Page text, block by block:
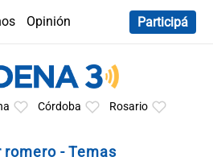
Opinión
Participá
Córdoba Rosario
romero - Temas